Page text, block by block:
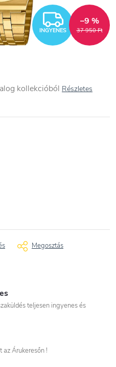
INGYENES 37 950 Ft
–9 %
kollekcióból Részletes
Megosztás
teljesen ingyenes és
az Árukeresőn !